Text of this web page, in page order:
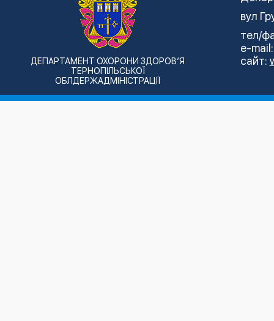
ДЕПАРТАМЕНТ ОХОРОНИ ЗДОРОВ’Я
ТЕРНОПІЛЬСЬКОЇ
ОБЛДЕРЖАДМІНІСТРАЦІЇ
вул
тел/
e-
сайт: